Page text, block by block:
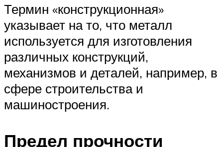
Термин «конструкционная»
указывает на то, что металл
используется для изготовления
различных конструкций,
механизмов и деталей, например, в
сфере строительства и
машиностроения.
Предел прочности